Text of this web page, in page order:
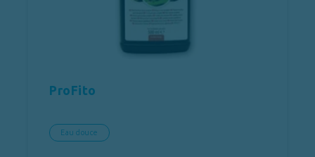
ProFito
Eau douce